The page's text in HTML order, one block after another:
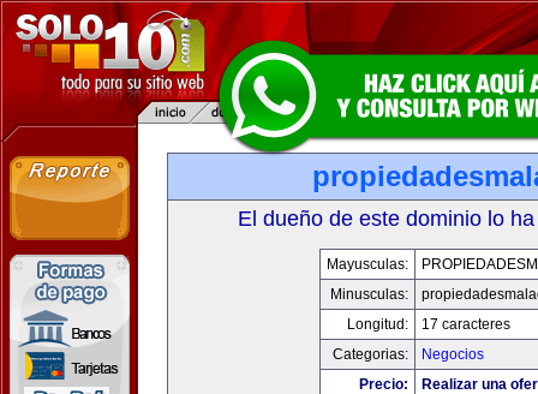
El dueño de este dominio lo
Mayusculas:
Minusculas:
Longitud:
17 caracteres
Categorias:
Negocios
Precio:
Realizar una